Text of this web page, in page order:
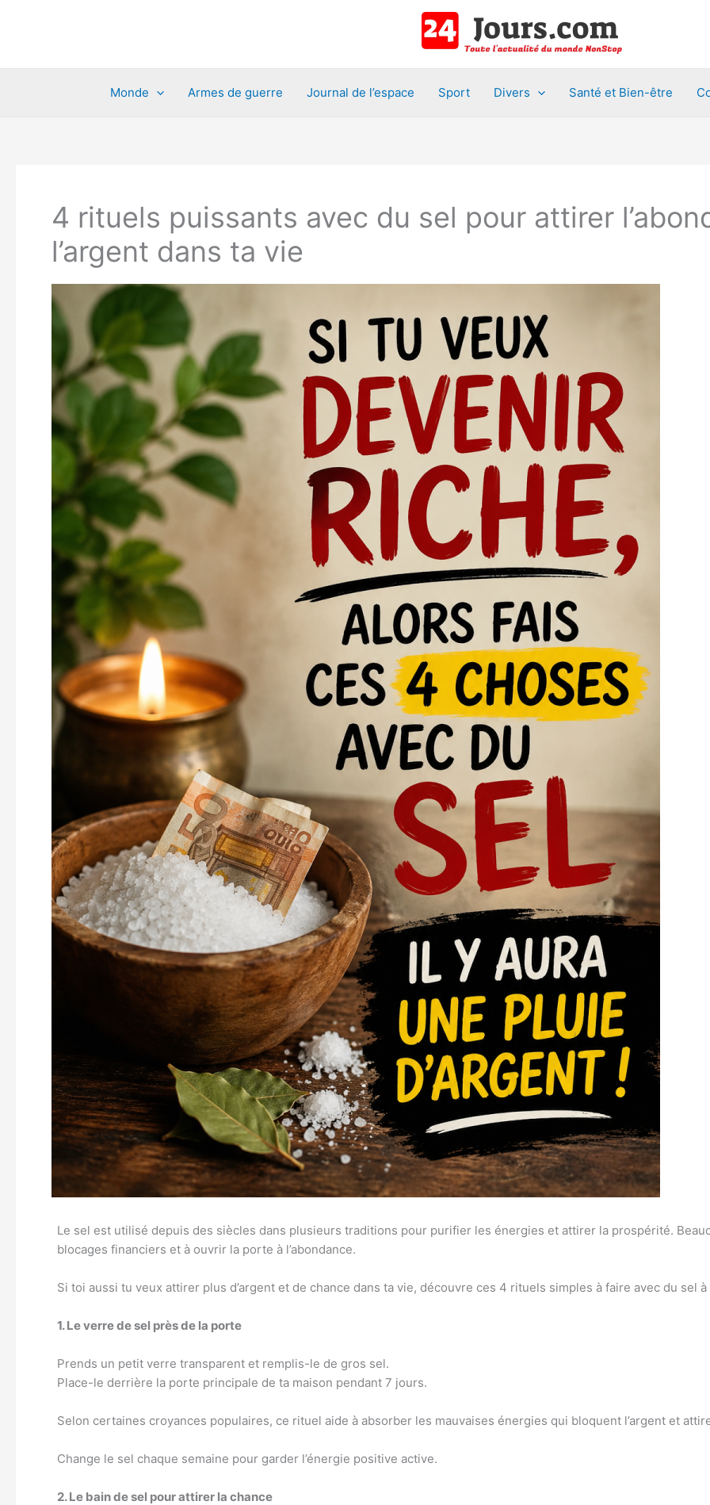
Monde Armes de guerre Journal de l’espace Sport Divers Santé et Bien-être
4 rituels puissants avec du sel pour attirer
l’argent dans ta vie
Le sel est utilisé depuis des siècles dans plusieurs traditions pour purifier les énergies et attirer la prospérité.
blocages financiers et à ouvrir la porte à l’abondance.
Si toi aussi tu veux attirer plus d’argent et de chance dans ta vie, découvre ces 4 rituels simples à faire avec du sel à
1. Le verre de sel près de la porte
Prends un petit verre transparent et remplis-le de gros sel.
Place-le derrière la porte principale de ta maison pendant 7 jours.
Selon certaines croyances populaires, ce rituel aide à absorber les mauvaises énergies qui bloquent l’argent et
Change le sel chaque semaine pour garder l’énergie positive active.
2. Le bain de sel pour attirer la chance